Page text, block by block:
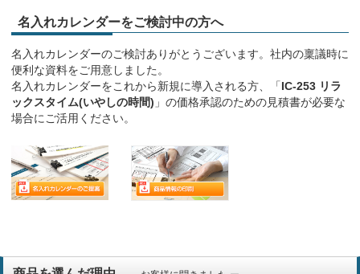
名入れカレンダーをご検討中の方へ
名入れカレンダーのご検討ありがとうございます。社内の稟議時に
便利な資料をご用意しました。
名入れカレンダーをこれから新規に導入される方、「IC-253 リラ
ックスタイム(いやしの時間) 」の価格承認のための見積書が必要な
場合にご活用ください。